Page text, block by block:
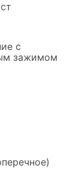
с
зажимом